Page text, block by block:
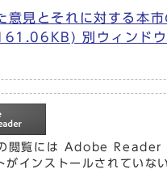
意見とそれに対する本市
別ウィンドウ
閲覧には Adobe Reader
がインストールされていな